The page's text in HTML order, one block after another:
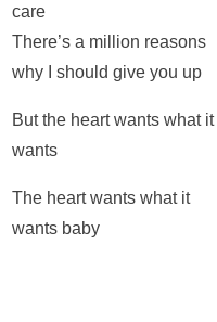
care
There’s a million reasons
why I should give you up
But the heart wants what it
wants
The heart wants what it
wants baby